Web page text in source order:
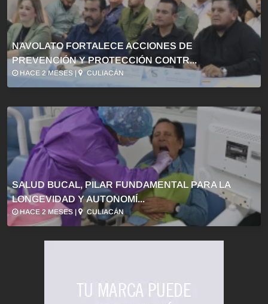
NAVOLATO FORTALECE ACCIONES DE
PREVENCIÓN Y PROTECCIÓN CONTR...
HACE 2 MESES | CULIACÁN
SALUD BUCAL, PILAR FUNDAMENTAL PARA LA
LONGEVIDAD Y AUTONOMÍ...
HACE 2 MESES | CULIACÁN